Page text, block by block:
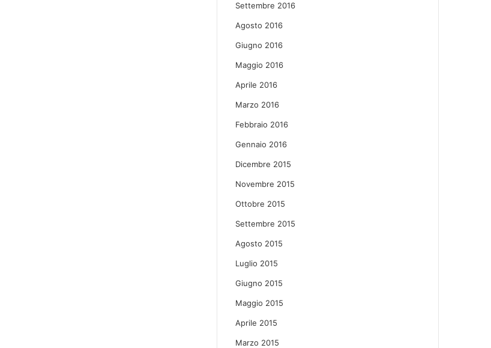
Settembre 2016
Agosto 2016
Giugno 2016
Maggio 2016
Aprile 2016
Marzo 2016
Febbraio 2016
Gennaio 2016
Dicembre 2015
Novembre 2015
Ottobre 2015
Settembre 2015
Agosto 2015
Luglio 2015
Giugno 2015
Maggio 2015
Aprile 2015
Marzo 2015